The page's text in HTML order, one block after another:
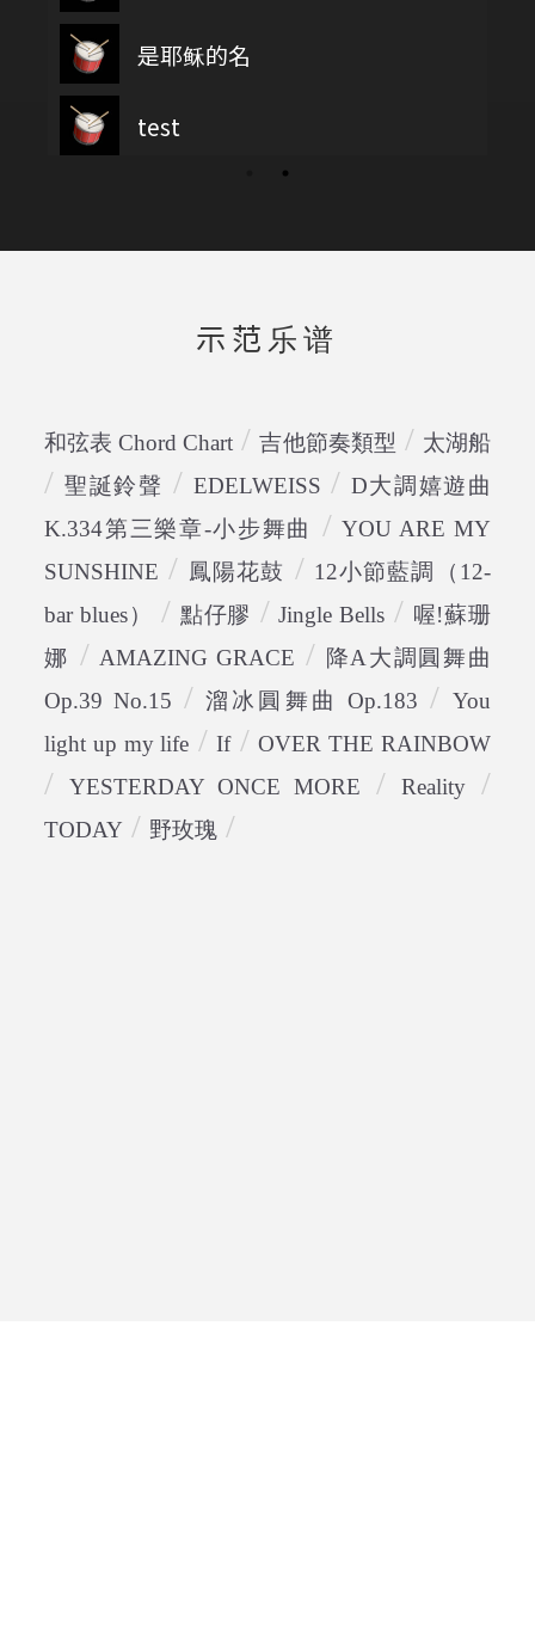
是耶稣的名
test
示范乐谱
和弦表 Chord Chart /吉他節奏類型 / 太湖船
/ 聖誕鈴聲 / EDELWEISS / D大調嬉遊曲
K.334第三樂章-小步舞曲
/YOU ARE MY
SUNSHINE / 鳳陽花鼓 / 12小節藍調（12-
bar blues）
/ 點仔膠 /Jingle Bells / 喔!蘇珊
娜 / AMAZING GRACE / 降A大調圓舞曲
Op.39 No.15 / 溜冰圓舞曲 Op.183 / You
light up my life /If/OVER THE RAINBOW
/YESTERDAY ONCE MORE / Reality/
TODAY / 野玫瑰 /